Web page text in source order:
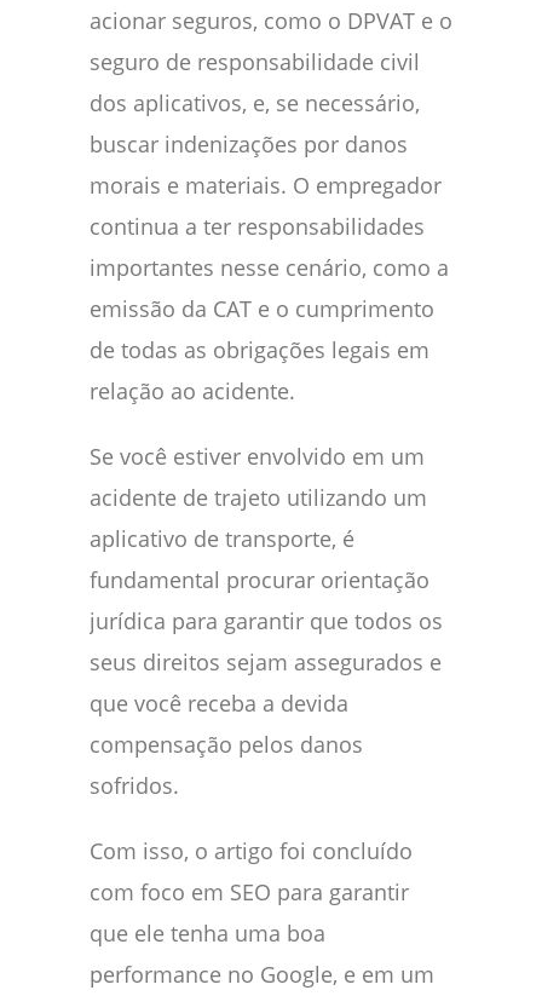
acionar seguros, como o DPVAT e o
seguro de responsabilidade civil
dos aplicativos, e, se necessário,
buscar indenizações por danos
morais e materiais. O empregador
continua a ter responsabilidades
importantes nesse cenário, como a
emissão da CAT e o cumprimento
de todas as obrigações legais em
relação ao acidente.
Se você estiver envolvido em um
acidente de trajeto utilizando um
aplicativo de transporte, é
fundamental procurar orientação
jurídica para garantir que todos os
seus direitos sejam assegurados e
que você receba a devida
compensação pelos danos
sofridos.
Com isso, o artigo foi concluído
com foco em SEO para garantir
que ele tenha uma boa
performance no Google, e em um